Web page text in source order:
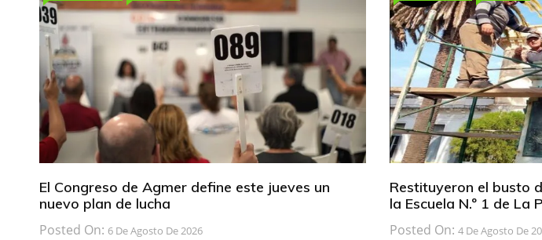
El Congreso de Agmer define este jueves un
nuevo plan de lucha
Posted On: 6 De Agosto De 2026
Restituyeron el busto
la Escuela N.º 1 de La
Posted On: 4 De Agosto De